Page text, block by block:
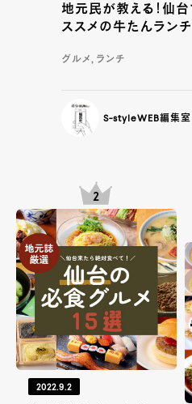
地元民が教える！仙
ススメの牛たんラン
グルメ, ランチ
S-styleWEB編集室
2022.9.2